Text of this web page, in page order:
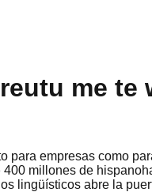
me te
para empresas como
millones de
lingüísticos abre la